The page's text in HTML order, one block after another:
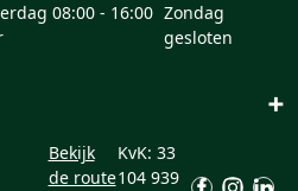
08:00 - 16:00 Zondag
gesloten
+
Bekijk
de route
KvK: 33
104 939